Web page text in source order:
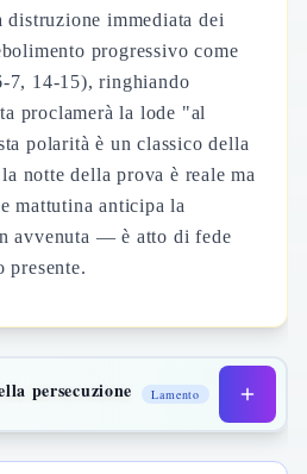
distruzione immediata dei
progressivo come
7, 14-15), ringhiando
proclamerà la lode "al
polarità è un classico della
notte della prova è reale ma
mattutina anticipa la
avvenuta — è atto di fede
presente.
persecuzione Lamento